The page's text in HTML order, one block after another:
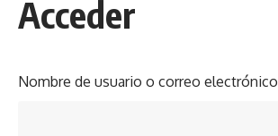
Acceder
Nombre de usuario o correo electrónico